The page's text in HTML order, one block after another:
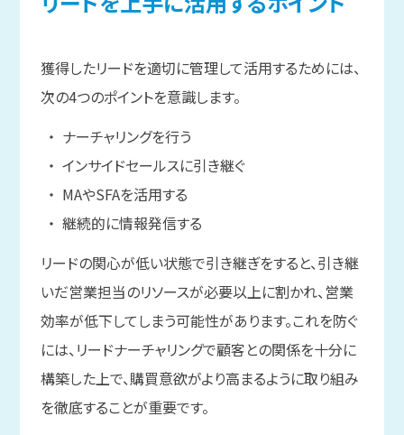
獲得したリードを適切に管理して活用するためには、
次の4つのポイントを意識します。
ナーチャリングを行う
インサイドセールスに引き継ぐ
MAやSFAを活用する
継続的に情報発信する
リードの関心が低い状態で引き継ぎをすると、引き継
いだ営業担当のリソースが必要以上に割かれ、営業
効率が低下してしまう可能性があります。これを防ぐ
には、リードナーチャリングで顧客との関係を十分に
構築した上で、購買意欲がより高まるように取り組み
を徹底することが重要です。